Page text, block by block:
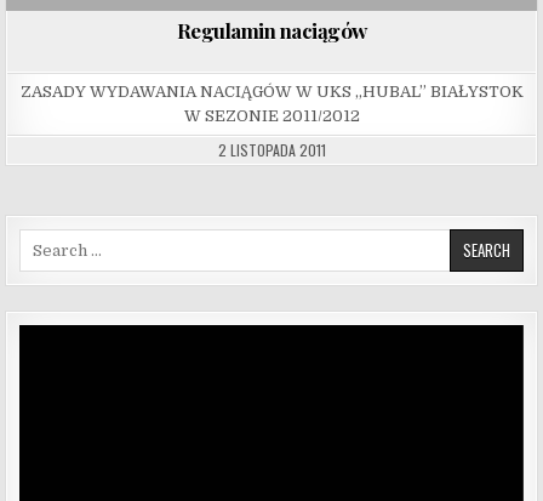
Regulamin naciągów
ZASADY WYDAWANIA NACIĄGÓW W UKS „HUBAL” BIAŁYSTOK
W SEZONIE 2011/2012
2 LISTOPADA 2011